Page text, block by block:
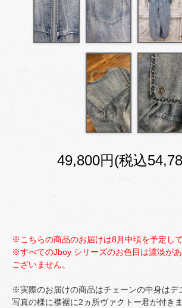
49,800円(税込
※こちらの商品のお届けは8月中頃を予定して
※すべてのJboy シリーズのお色目は濃淡が
ございません。
※実際のお届けの商品はチェーンの中身はデ
写真の様に襟裾に2ヵ所ヴァクトー君が付き